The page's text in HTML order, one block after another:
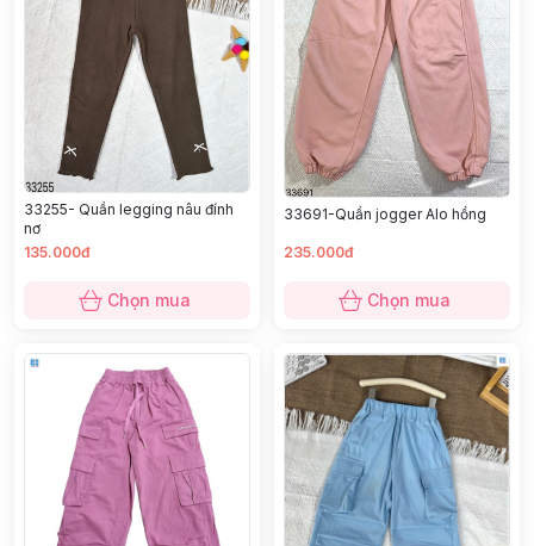
33255- Quần legging nâu đính
nơ
135.000đ
Chọn mua
33691-Quần jogger Alo hồng
235.000đ
Chọn mua